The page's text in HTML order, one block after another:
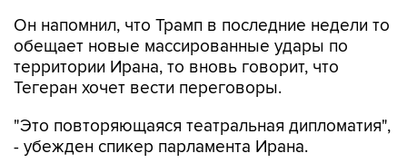
Он напомнил, что Трамп в последние недели то
обещает новые массированные удары по
территории Ирана, то вновь говорит, что
Тегеран хочет вести переговоры.
"Это повторяющаяся театральная дипломатия",
- убежден спикер парламента Ирана.